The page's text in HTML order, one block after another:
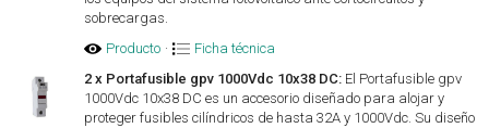
sobrecargas.
Producto ·
Ficha técnica
2 x Portafusible gpv 1000Vdc 10x38 DC: El Portafusible gpv
1000Vdc 10x38 DC es un accesorio diseñado para alojar y
proteger fusibles cilíndricos de hasta 32A y 1000Vdc. Su diseño